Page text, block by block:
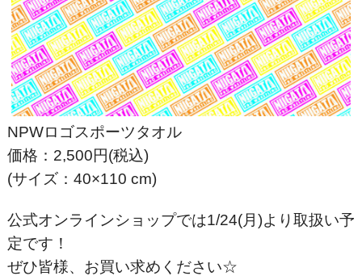
NPWロゴスポーツタオル
価格：2,500円(税込)
(サイズ：40×110 cm)
公式オンラインショップでは1/24(月)より取扱い予
定です！
ぜひ皆様、お買い求めください☆